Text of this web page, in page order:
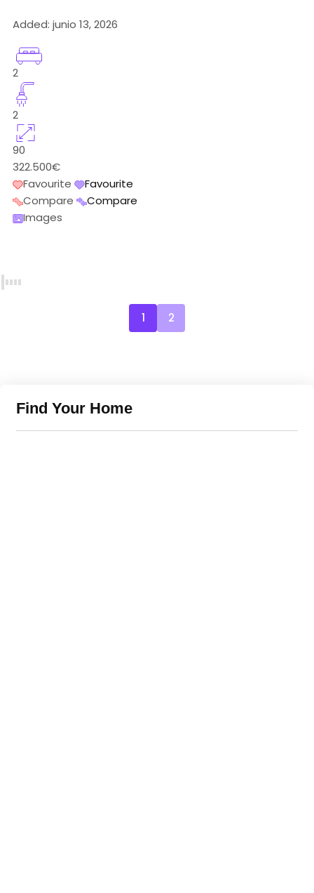
Added: junio 13, 2026
2
2
90
322.500€
Favourite
Favourite
Compare
Compare
Images
1 2
Find Your Home